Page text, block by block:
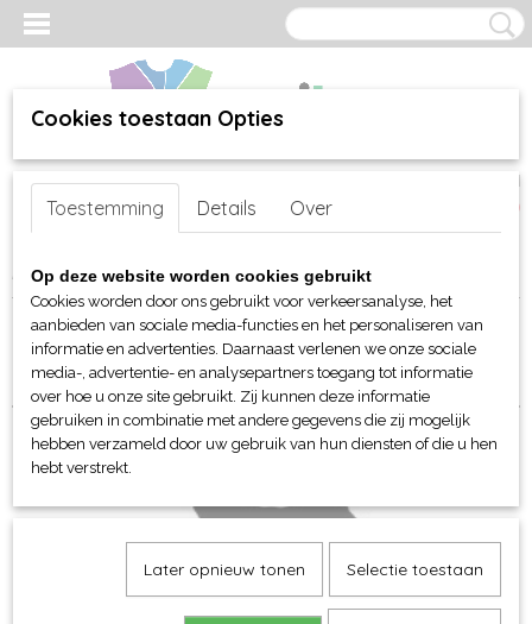
Inloggen Registreren
(0)
Home >webshop>Per merk > Malfini (Adler Fashion)
Sorteer op:
Cookies toestaan Opties
Toestemming Details Over
Op deze website worden cookies gebruikt
Cookies worden door ons gebruikt voor verkeersanalyse, het
aanbieden van sociale media-functies en het personaliseren van
informatie en advertenties. Daarnaast verlenen we onze sociale
media-, advertentie- en analysepartners toegang tot informatie
over hoe u onze site gebruikt. Zij kunnen deze informatie
gebruiken in combinatie met andere gegevens die zij mogelijk
hebben verzameld door uw gebruik van hun diensten of die u hen
hebt verstrekt.
Later opnieuw tonen Selectie toestaan